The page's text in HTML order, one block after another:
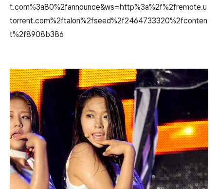
t.com%3a80%2fannounce&ws=http%3a%2f%2fremote.u
torrent.com%2ftalon%2fseed%2f2464733320%2fconten
t%2f8908b386